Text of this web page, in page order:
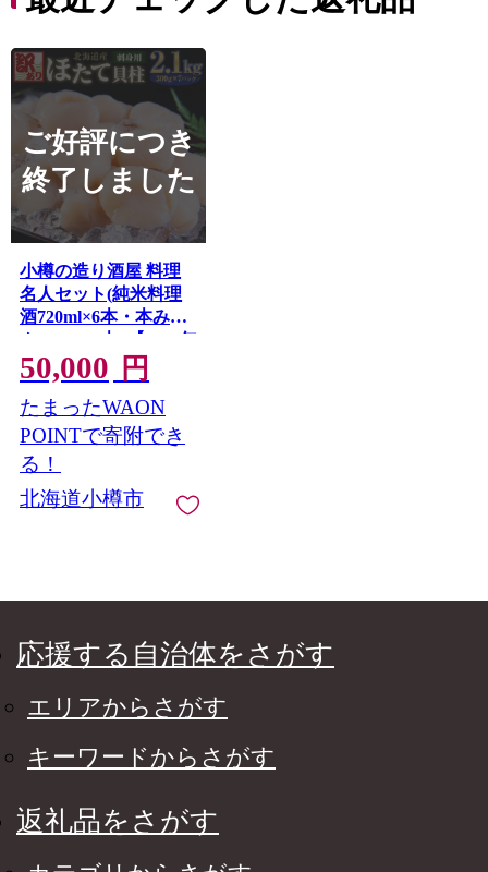
ご好評につき
終了しました
小樽の造り酒屋 料理
名人セット(純米料理
酒720ml×6本・本みり
ん500ml×6本) 【2025年
11月下旬より順次発
送】
50,000 円
たまったWAON
POINTで寄附でき
る！
北海道小樽市
応援する自治体をさがす
エリアからさがす
キーワードからさがす
返礼品をさがす